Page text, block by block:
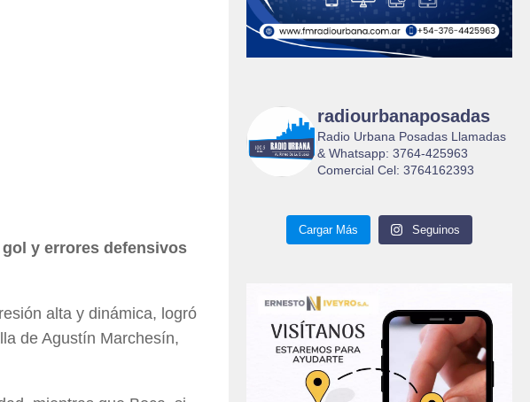
y errores defensivos
alta y dinámica, logró
de Agustín Marchesín,
radiourbanaposadas
Radio Urbana Posadas Llamadas
& Whatsapp: 3764-425963
Comercial Cel: 3764162393
Cargar Más Seguinos